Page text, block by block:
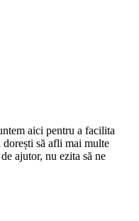
aici pentru a facilita
să afli mai multe
ajutor, nu ezita să ne